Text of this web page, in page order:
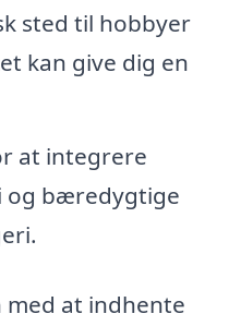
sted til hobbyer
kan give dig en
at integrere
og bæredygtige
med at indhente